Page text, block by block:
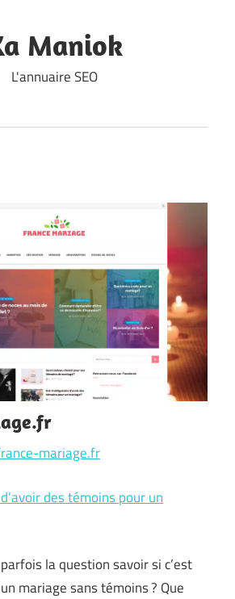
Maniok
L'annuaire SEO
mariage.fr
des témoins pour un
la question savoir si c’est
mariage sans témoins ? Que